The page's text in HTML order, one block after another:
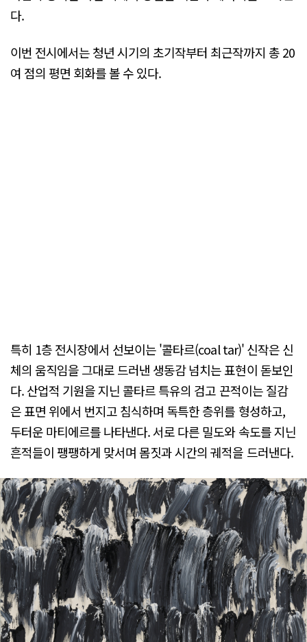
다.
이번 전시에서는 청년 시기의 초기작부터 최근작까지 총 20
여 점의 평면 회화를 볼 수 있다.
특히 1층 전시장에서 선보이는 '콜타르(coal tar)' 신작은 신
체의 움직임을 그대로 드러낸 생동감 넘치는 표현이 돋보인
다. 산업적 기원을 지닌 콜타르 특유의 검고 끈적이는 질감
은 표면 위에서 번지고 침식하며 독특한 층위를 형성하고,
두터운 마티에르를 나타낸다. 서로 다른 밀도와 속도를 지닌
흔적들이 팽팽하게 맞서며 몸짓과 시간의 궤적을 드러낸다.